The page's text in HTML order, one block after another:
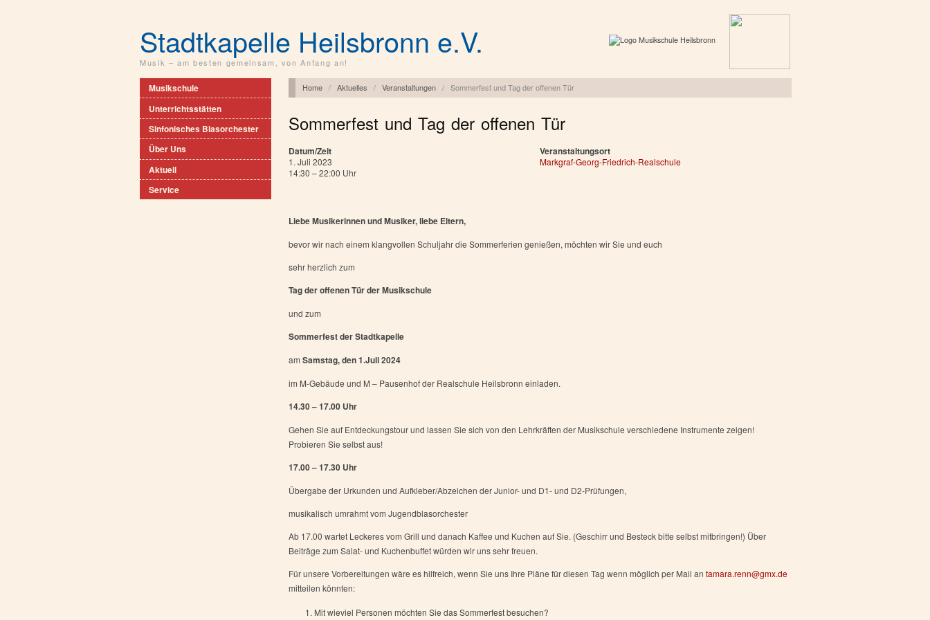
Stadtkapelle Heilsbronn e.V.
Musik – am besten gemeinsam, von Anfang an!
Musikschule
Unterrichtsstätten
Sinfonisches Blasorchester
Über Uns
Aktuell
Service
Home / Aktuelles / Veranstaltungen / Sommerfest und Tag der offenen Tür
Sommerfest und Tag der offenen Tür
Datum/Zeit
1. Juli 2023
14:30 – 22:00 Uhr
Veranstaltungsort
Markgraf-Georg-Friedrich-Realschule
Liebe Musikerinnen und Musiker, liebe Eltern,
bevor wir nach einem klangvollen Schuljahr die Sommerferien genießen, möchten wir Sie und euch
sehr herzlich zum
Tag der offenen Tür der Musikschule
und zum
Sommerfest der Stadtkapelle
amSamstag, den 1.Juli 2024
im M-Gebäude und M – Pausenhof der Realschule Heilsbronn einladen.
14.30 – 17.00 Uhr
Gehen Sie auf Entdeckungstour und lassen Sie sich von den Lehrkräften der Musikschule verschiedene Instrumente zeigen!
Probieren Sie selbst aus!
17.00 – 17.30 Uhr
Übergabe der Urkunden und Aufkleber/Abzeichen der Junior- und D1- und D2-Prüfungen,
musikalisch umrahmt vom Jugendblasorchester
Ab 17.00 wartet Leckeres vom Grill und danach Kaffee und Kuchen auf Sie. (Geschirr und Besteck bitte selbst mitbringen!) Über
Beiträge zum Salat- und Kuchenbuffet würden wir uns sehr freuen.
Für unsere Vorbereitungen wäre es hilfreich, wenn Sie uns Ihre Pläne für diesen Tag wenn möglich per Mail antamara.renn@gmx.de
mitteilen könnten:
Mit wieviel Personen möchten Sie das Sommerfest besuchen?